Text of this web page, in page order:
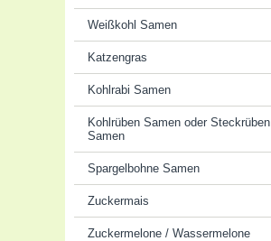
Weißkohl Samen
Katzengras
Kohlrabi Samen
Kohlrüben Samen oder Steckrüben
Samen
Spargelbohne Samen
Zuckermais
Zuckermelone / Wassermelone